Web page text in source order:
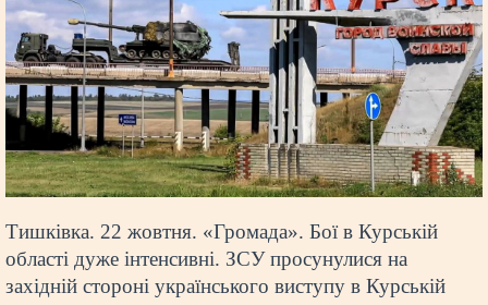
Тишківка. 22 жовтня. «Громада». Бої в Курській
області дуже інтенсивні. ЗСУ просунулися на
західній стороні українського виступу в Курській